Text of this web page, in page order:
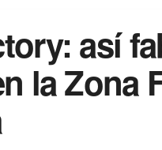
así
la Zona